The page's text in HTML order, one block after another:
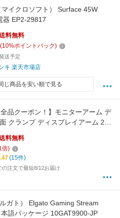
イクロソフト） Surface 45W
器 EP2-29817
料無料
(10%ポイントバック)
送予定
キ 楽天市場店
じ商品を安い順で見る
全品クーポン！】モニターアーム デ
クランプ ディスプレイアーム 27
ディスプレイ ゲーミング パソコン
アーム ny498
料無料
倍)
(15件)
の注文で最短8/12お届け
ガト） Elgato Gaming Stream
語パッケージ 10GAT9900-JP